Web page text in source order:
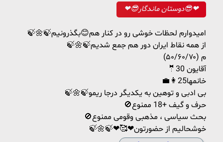
❤😎دوستان ماندگار😎❤
🍃🌼🍃امیدوارم لحظات خوشی رو در کنار هم😊بگذرونیم
🍃🌼🍃از همه نقاط ایران دور هم جمع شدیم
م (۵۰/۶۰/۷۰)
🤵آقایون 30
👩‍💼خانمها25
🍃🌼🍃بی ادبی و توهین به یکدیگر درجا ریمو
🚫حرف و گیف +18 ممنوع
🚫بحث سیاسی ، مذهبی وقومی ممنوع
🍃🌼🍃❤🥰❤خوشحالیم از حضورتون